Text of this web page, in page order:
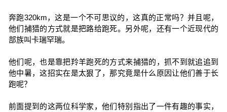
奔跑320km，这是一个不可思议的，这真的正常吗？并且呢，
他们捕猎的方式就是把路给跑死。另外呢，还有一个近现代的
部族叫卡瑞罕瑞。
他们呢，也是靠把羚羊跑死的方式来捕猎的，抓不到就追追到
他中暑，这招实在是太狠了，那究竟是什么原因让他们善于长
跑呢？
前面提到的这两位科学家，他们特别指出了一件有趣的事实，